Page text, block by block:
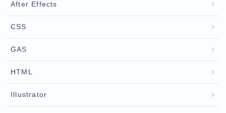
After Effects
CSS
GAS
HTML
Illustrator